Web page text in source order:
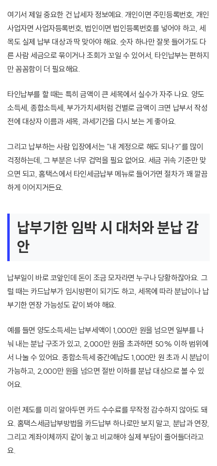
여기서 제일 중요한 건 납세자 정보예요. 개인이면 주민등록번호, 개인
사업자면 사업자등록번호, 법인이면 법인등록번호를 넣어야 하고, 세
목도 실제 납부 대상과 딱 맞아야 해요. 숫자 하나만 잘못 들어가도 다
른 사람 세금으로 묶이거나 조회가 꼬일 수 있어서, 타인납부는 편하지
만 꼼꼼함이 더 필요해요.
타인납부를 할 때는 특히 금액이 큰 세목에서 실수가 자주 나요. 양도
소득세, 종합소득세, 부가가치세처럼 건별로 금액이 크면 납부서 작성
전에 대상자 이름과 세목, 과세기간을 다시 보는 게 좋아요.
그리고 납부하는 사람 입장에서는 “내 계정으로 해도 되나?”를 많이
걱정하는데, 그 부분은 너무 겁먹을 필요 없어요. 세금 귀속 기준만 맞
으면 되고, 홈택스에서 타인세금납부 메뉴로 들어가면 절차가 꽤 깔끔
하게 이어지거든요.
납부기한 임박 시 대처와 분납 감
안
납부일이 바로 코앞인데 돈이 조금 모자라면 누구나 당황하잖아요. 그
럴 때는 카드납부가 임시방편이 되기도 하고, 세목에 따라 분납이나 납
부기한 연장 가능성도 같이 봐야 해요.
예를 들면 양도소득세는 납부세액이 1,000만 원을 넘으면 일부를 나
눠 내는 분납 구조가 있고, 2,000만 원을 초과하면 50% 이하 범위에
서 나눌 수 있어요. 종합소득세 중간예납도 1,000만 원 초과 시 분납이
가능하고, 2,000만 원을 넘으면 절반 이하를 분납 대상으로 볼 수 있
어요.
이런 제도를 미리 알아두면 카드 수수료를 무작정 감수하지 않아도 돼
요. 홈택스세금납부방법을 카드납부 하나로만 보지 말고, 분납과 연장,
그리고 계좌이체까지 같이 놓고 비교해야 실제 부담이 줄어들더라고
요.